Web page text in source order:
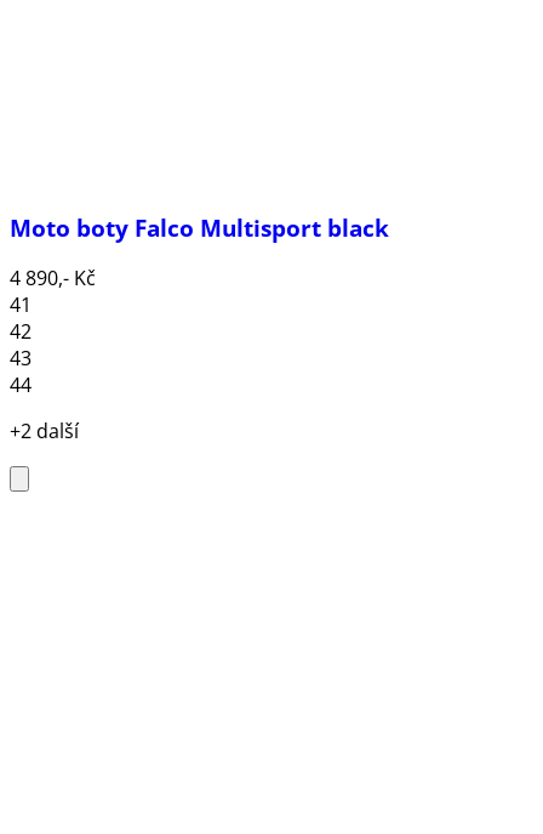
Moto boty Falco Multisport black
4 890,- Kč
41
42
43
44
+2 další